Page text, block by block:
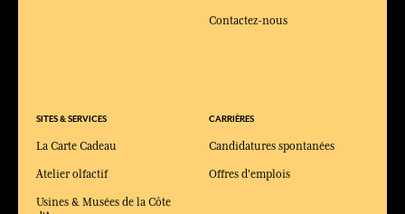
SITES & SERVICES
La Carte Cadeau
Atelier olfactif
Usines & Musées de la Côte
Contactez-nous
CARRIÈRES
Candidatures spontanées
Offres d'emplois